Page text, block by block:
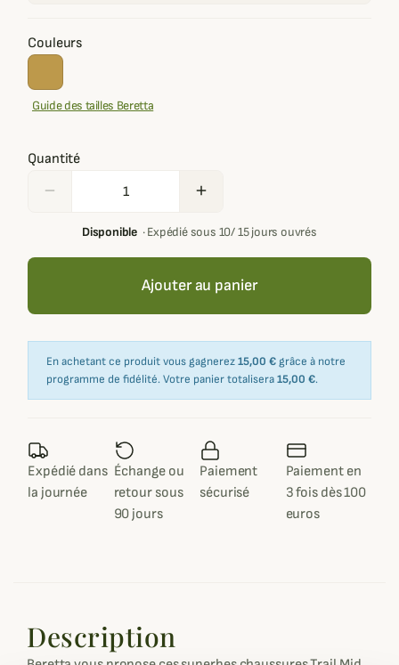
Couleurs
Guide des tailles Beretta
Quantité
remove add
Disponible ·Expédié sous 10/ 15 jours ouvrés
Ajouter au panier
En achetant ce produit vous gagnerez15,00 € grâce à notre
programme de fidélité. Votre panier totalisera15,00 €.
Expédié dans
la journée
Échange ou
retour sous
90 jours
Paiement
sécurisé
Paiement en
3 fois dès 100
euros
Description